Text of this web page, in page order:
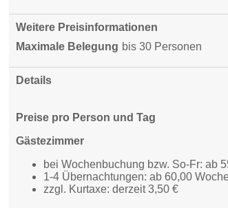
Weitere Preisinformationen
Maximale Belegung bis 30 Personen
Details
Preise pro Person und Tag
Gästezimmer
bei Wochenbuchung bzw. So-Fr: ab
1-4 Übernachtungen: ab 60,00
zzgl. Kurtaxe: derzeit 3,50 €